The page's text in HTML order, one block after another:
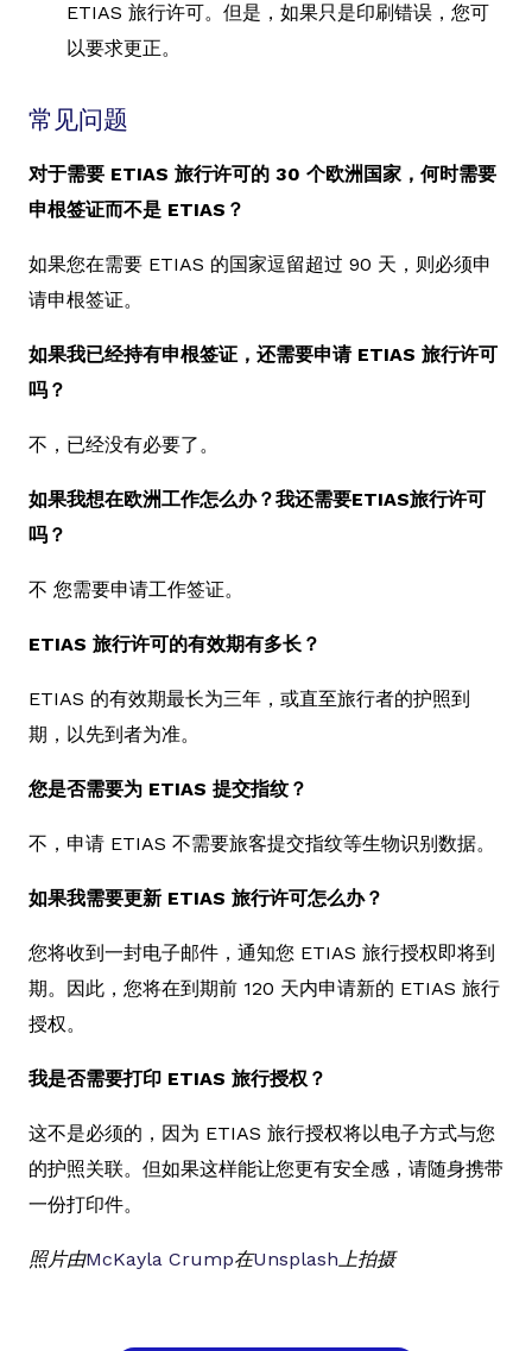
ETIAS 旅行许可。但是，如果只是印刷错误，您可
以要求更正。
常见问题
对于需要 ETIAS 旅行许可的 30 个欧洲国家，何时需要
申根签证而不是 ETIAS？
如果您在需要 ETIAS 的国家逗留超过 90 天，则必须申
请申根签证。
如果我已经持有申根签证，还需要申请 ETIAS 旅行许可
吗？
不，已经没有必要了。
如果我想在欧洲工作怎么办？我还需要ETIAS旅行许可
吗？
不 您需要申请工作签证。
ETIAS 旅行许可的有效期有多长？
ETIAS 的有效期最长为三年，或直至旅行者的护照到
期，以先到者为准。
您是否需要为 ETIAS 提交指纹？
不，申请 ETIAS 不需要旅客提交指纹等生物识别数据。
如果我需要更新 ETIAS 旅行许可怎么办？
您将收到一封电子邮件，通知您 ETIAS 旅行授权即将到
期。因此，您将在到期前 120 天内申请新的 ETIAS 旅行
授权。
我是否需要打印 ETIAS 旅行授权？
这不是必须的，因为 ETIAS 旅行授权将以电子方式与您
的护照关联。但如果这样能让您更有安全感，请随身携带
一份打印件。
照片由McKayla Crump在Unsplash上拍摄